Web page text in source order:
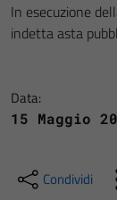
In esecuzione
indetta asta
Data:
15 Maggio
Condividi